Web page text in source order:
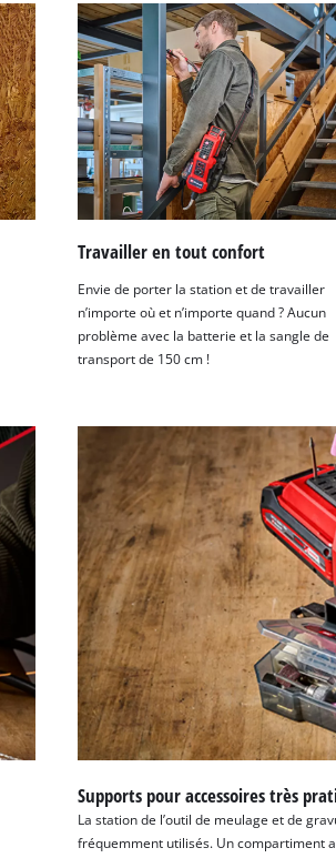
Travailler en tout confort
Envie de porter la station et de travailler
n’importe où et n’importe quand ? Aucun
problème avec la batterie et la sangle de
transport de 150 cm !
Supports pour accessoires très
La station de l’outil de meulage et de
fréquemment utilisés. Un compartiment